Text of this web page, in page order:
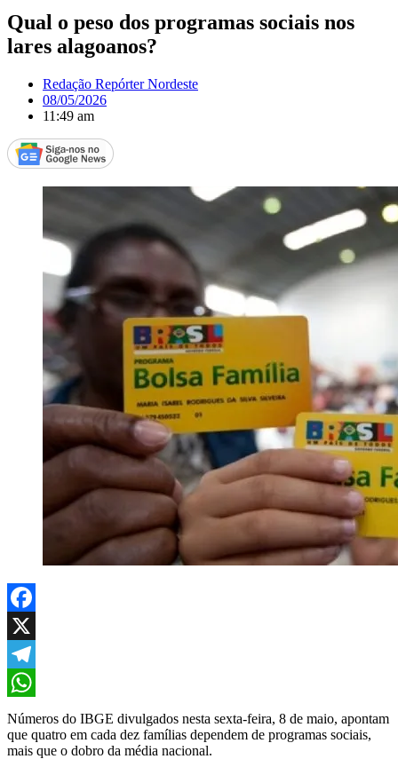
Qual o peso dos programas sociais nos
lares alagoanos?
Redação Repórter Nordeste
08/05/2026
11:49 am
Facebook
X
Telegram
WhatsApp
Números do IBGE divulgados nesta sexta-feira, 8 de maio, apontam
que quatro em cada dez famílias dependem de programas sociais,
mais que o dobro da média nacional.